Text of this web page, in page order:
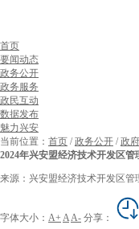
首页
要闻动态
政务公开
政务服务
政民互动
数据发布
魅力兴安
当前位置： 首页 /政务公开 /政
2024年兴安盟经济技术开发区
来源：兴安盟经济技术开发区管
字体大小： A+ AA- 分享：